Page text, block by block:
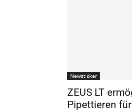
Newsticker
ZEUS LT
Pipettieren